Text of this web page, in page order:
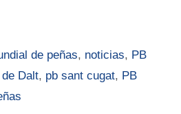
de peñas, noticias, PB
Dalt, pb sant cugat, PB